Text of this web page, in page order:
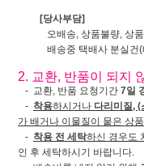
[당사부담]
오배송, 상품불량, 상품
배송중 택배사 분실건(배
2. 교환, 반품이 되지
- 교환, 반품 요청기간 7일
- 착용하시거나 다리미질,
가 배거나 이물질이 뭍은 상품
- 착용 전 세탁하신 경우도
인 후 세탁하시기 바랍니다.